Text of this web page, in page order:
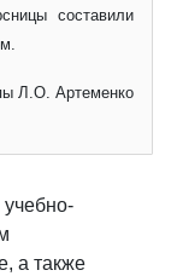
составили
Л.О. Артеменко
а также